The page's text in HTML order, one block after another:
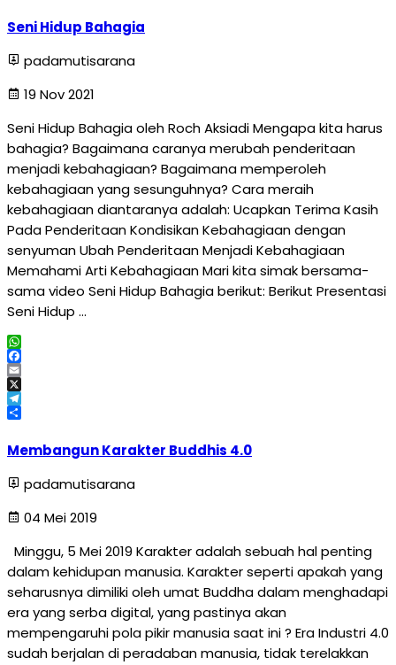
Seni Hidup Bahagia
padamutisarana
19 Nov 2021
Seni Hidup Bahagia oleh Roch Aksiadi Mengapa kita harus
bahagia? Bagaimana caranya merubah penderitaan
menjadi kebahagiaan? Bagaimana memperoleh
kebahagiaan yang sesunguhnya? Cara meraih
kebahagiaan diantaranya adalah: Ucapkan Terima Kasih
Pada Penderitaan Kondisikan Kebahagiaan dengan
senyuman Ubah Penderitaan Menjadi Kebahagiaan
Memahami Arti Kebahagiaan Mari kita simak bersama-
sama video Seni Hidup Bahagia berikut: Berikut Presentasi
Seni Hidup …
WhatsApp
Facebook
Email
X
Telegram
Membangun Karakter Buddhis 4.0
padamutisarana
04 Mei 2019
Minggu, 5 Mei 2019 Karakter adalah sebuah hal penting
dalam kehidupan manusia. Karakter seperti apakah yang
seharusnya dimiliki oleh umat Buddha dalam menghadapi
era yang serba digital, yang pastinya akan
mempengaruhi pola pikir manusia saat ini ? Era Industri 4.0
sudah berjalan di peradaban manusia, tidak terelakkan